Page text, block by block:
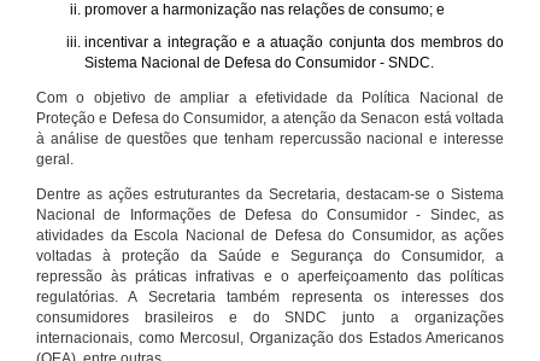
promover a harmonização nas relações de consumo; e
incentivar a integração e a atuação conjunta dos membros do
Sistema Nacional de Defesa do Consumidor - SNDC.
Com o objetivo de ampliar a efetividade da Política Nacional de
Proteção e Defesa do Consumidor, a atenção da Senacon está voltada
à análise de questões que tenham repercussão nacional e interesse
geral.
Dentre as ações estruturantes da Secretaria, destacam-se o Sistema
Nacional de Informações de Defesa do Consumidor - Sindec, as
atividades da Escola Nacional de Defesa do Consumidor, as ações
voltadas à proteção da Saúde e Segurança do Consumidor, a
repressão às práticas infrativas e o aperfeiçoamento das políticas
regulatórias. A Secretaria também representa os interesses dos
consumidores brasileiros e do SNDC junto a organizações
internacionais, como Mercosul, Organização dos Estados Americanos